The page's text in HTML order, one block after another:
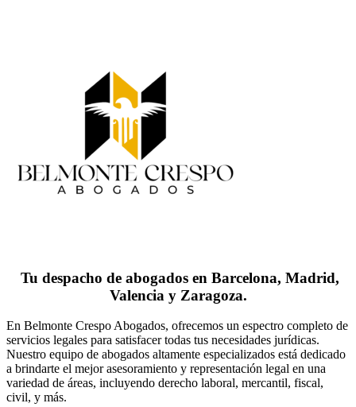
Tu despacho de abogados en Barcelona, Madrid,
Valencia y Zaragoza.
En Belmonte Crespo Abogados, ofrecemos un espectro completo de
servicios legales para satisfacer todas tus necesidades jurídicas.
Nuestro equipo de abogados altamente especializados está dedicado
a brindarte el mejor asesoramiento y representación legal en una
variedad de áreas, incluyendo derecho laboral, mercantil, fiscal,
civil, y más.